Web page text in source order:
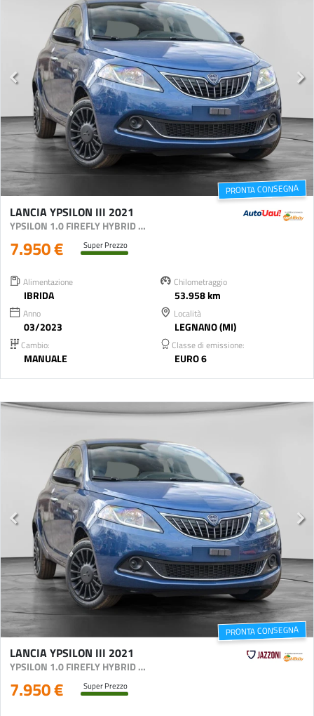
PRONTA CONSEGNA
LANCIA YPSILON III 2021
YPSILON 1.0 FIREFLY HYBRID SILVER S&S 70CV
7.950 € Super Prezzo
Alimentazione
IBRIDA
Chilometraggio
53.958 km
Anno
03/2023
Località
LEGNANO (MI)
Cambio:
MANUALE
Classe di emissione:
EURO 6
PRONTA CONSEGNA
LANCIA YPSILON III 2021
YPSILON 1.0 FIREFLY HYBRID SILVER S&S 70CV
7.950 € Super Prezzo